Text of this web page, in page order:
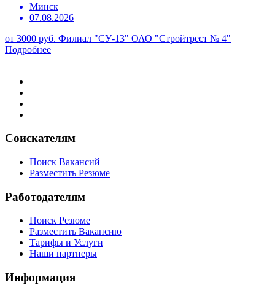
Минск
07.08.2026
от 3000 руб. Филиал "СУ-13" ОАО "Стройтрест № 4"
Подробнее
Соискателям
Поиск Вакансий
Разместить Резюме
Работодателям
Поиск Резюме
Разместить Вакансию
Тарифы и Услуги
Наши партнеры
Информация